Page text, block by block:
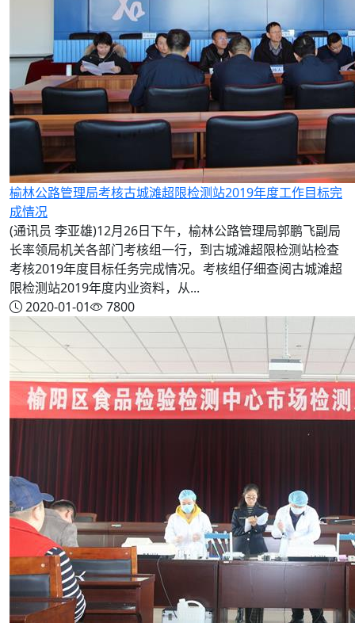
榆林公路管理局考核古城滩超限检测站2019年度工作目标完
成情况
(通讯员 李亚雄)12月26日下午，榆林公路管理局郭鹏飞副局
长率领局机关各部门考核组一行，到古城滩超限检测站检查
考核2019年度目标任务完成情况。考核组仔细查阅古城滩超
限检测站2019年度内业资料，从...
2020-01-01
7800